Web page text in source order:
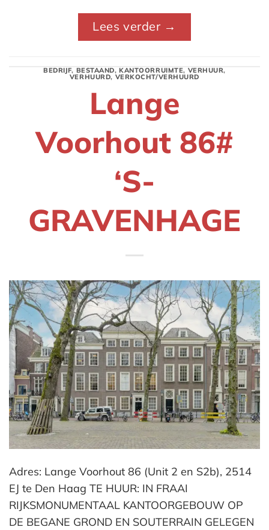
Lees verder →
BEDRIJF, BESTAAND,KANTOORRUIMTE, VERHUUR,
VERHUURD, VERKOCHT/VERHUURD
Lange
Voorhout 86#
‘S-
GRAVENHAGE
Adres: Lange Voorhout 86 (Unit 2 en S2b), 2514
EJ te Den Haag TE HUUR: IN FRAAI
RIJKSMONUMENTAAL KANTOORGEBOUW OP
DE BEGANE GROND EN SOUTERRAIN GELEGEN